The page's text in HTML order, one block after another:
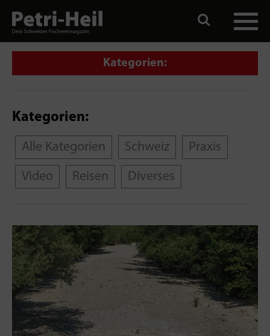
Kategorien:
Kategorien:
Alle Kategorien Schweiz Praxis
Video Reisen Diverses